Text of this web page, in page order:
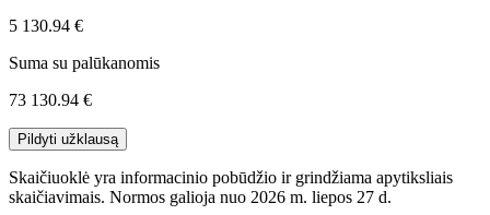
5 130.94 €
Suma su palūkanomis
73 130.94 €
Pildyti užklausą
Skaičiuoklė yra informacinio pobūdžio ir grindžiama apytiksliais
skaičiavimais. Normos galioja nuo 2026 m. liepos 27 d.